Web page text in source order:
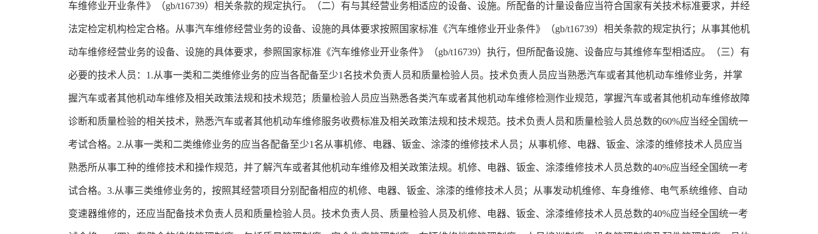
车维修业开业条件》（gb/t16739）相关条款的规定执行。（二）有与其经营业务相适应的设备、设施。所配备的计量设备应当符合国家有关技术标准要求，并经
法定检定机构检定合格。从事汽车维修经营业务的设备、设施的具体要求按照国家标准《汽车维修业开业条件》（gb/t16739）相关条款的规定执行；从事其他机
动车维修经营业务的设备、设施的具体要求，参照国家标准《汽车维修业开业条件》（gb/t16739）执行，但所配备设施、设备应与其维修车型相适应。（三）有
必要的技术人员：1.从事一类和二类维修业务的应当各配备至少1名技术负责人员和质量检验人员。技术负责人员应当熟悉汽车或者其他机动车维修业务，并掌
握汽车或者其他机动车维修及相关政策法规和技术规范；质量检验人员应当熟悉各类汽车或者其他机动车维修检测作业规范，掌握汽车或者其他机动车维修故障
诊断和质量检验的相关技术，熟悉汽车或者其他机动车维修服务收费标准及相关政策法规和技术规范。技术负责人员和质量检验人员总数的60%应当经全国统一
考试合格。2.从事一类和二类维修业务的应当各配备至少1名从事机修、电器、钣金、涂漆的维修技术人员；从事机修、电器、钣金、涂漆的维修技术人员应当
熟悉所从事工种的维修技术和操作规范，并了解汽车或者其他机动车维修及相关政策法规。机修、电器、钣金、涂漆维修技术人员总数的40%应当经全国统一考
试合格。3.从事三类维修业务的，按照其经营项目分别配备相应的机修、电器、钣金、涂漆的维修技术人员；从事发动机维修、车身维修、电气系统维修、自动
变速器维修的，还应当配备技术负责人员和质量检验人员。技术负责人员、质量检验人员及机修、电器、钣金、涂漆维修技术人员总数的40%应当经全国统一考